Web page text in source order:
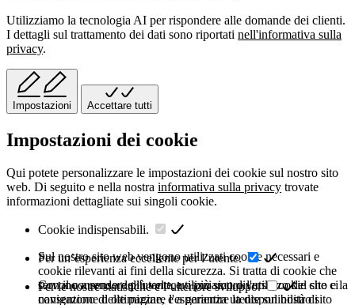
Utilizziamo la tecnologia AI per rispondere alle domande dei clienti.
I dettagli sul trattamento dei dati sono riportati nell'informativa sulla
privacy.
Impostazioni Accettare tutti
Impostazioni dei cookie
Qui potete personalizzare le impostazioni dei cookie sul nostro sito
web. Di seguito e nella nostra informativa sulla privacy trovate
informazioni dettagliate sui singoli cookie.
Cookie indispensabili.
Sul nostro sito web vengono utilizzati cookie necessari e
cookie rilevanti ai fini della sicurezza. Si tratta di cookie che
servono a rendere più veloce o più sicuro l'utilizzo del sito e la
navigazione delle pagine, e a garantire la disponibilità di
Per un’esperienza eccellente per l’utente.
Con il consenso dell'utente, utilizziamo diversi cookie che ci
consentono di ottimizzare l'esperienza utente sul nostro sito
Per le nostre statistiche e l’ulteriore sviluppo.